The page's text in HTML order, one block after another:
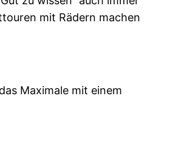
mit Rädern machen
Maximale mit einem